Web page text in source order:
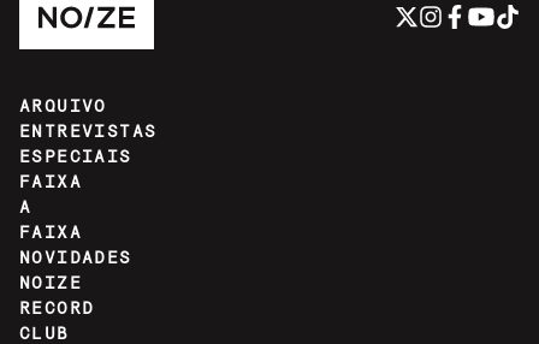
ARQUIVO
ENTREVISTAS
ESPECIAIS
FAIXA
A
FAIXA
NOVIDADES
NOIZE
RECORD
CLUB